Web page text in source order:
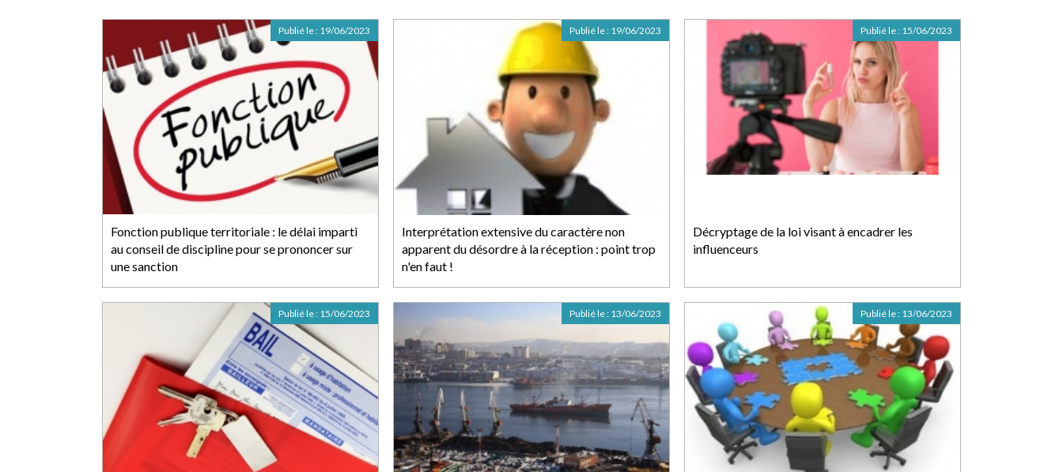
Fonction publique territoriale : le délai imparti
au conseil de discipline pour se prononcer sur
une sanction
Publié le : 19/06/2023
Interprétation extensive du caractère non
apparent du désordre à la réception : point trop
n'en faut !
Publié le : 19/06/2023
Décryptage de la loi visant à encadrer les
influenceurs
Publié le : 15/06/2023
Publié le : 15/06/2023 Publié le : 13/06/2023 Publié le : 13/06/2023